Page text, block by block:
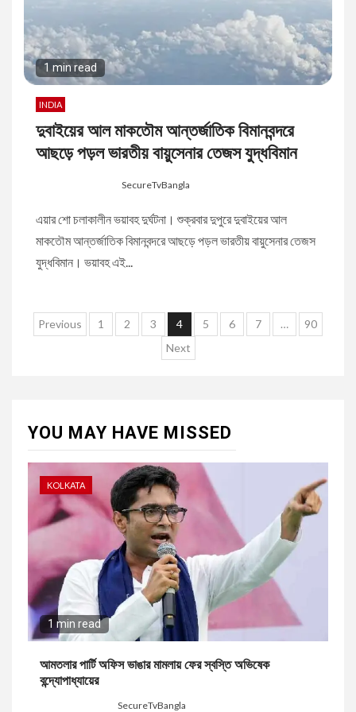
1 min read
INDIA
দুবাইয়ের আল মাকতৌম আন্তর্জাতিক বিমানবন্দরে
আছড়ে পড়ল ভারতীয় বায়ুসেনার তেজস যুদ্ধবিমান
SecureTvBangla
এয়ার শো চলাকালীন ভয়াবহ দুর্ঘটনা। শুক্রবার দুপুরে দুবাইয়ের আল
মাকতৌম আন্তর্জাতিক বিমানবন্দরে আছড়ে পড়ল ভারতীয় বায়ুসেনার তেজস
যুদ্ধবিমান। ভয়াবহ এই...
Posts
Previous 1 2 3 4 5 6 7 …
90
Next
YOU MAY HAVE MISSED
KOLKATA
1 min read
আমতলার পার্টি অফিস ভাঙার মামলায় ফের স্বস্তি অভিষেক
বন্দ্যোপাধ্যায়ের
SecureTvBangla